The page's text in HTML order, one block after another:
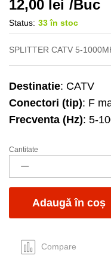
12,00 lei /Buc
Status: 33 în stoc
SPLITTER CATV 5-
Destinatie: CATV
Conectori (tip): F
Frecventa (Hz): 5-
Splitter
CATV
5-
1000MHz
quantity
Cantitate
Adaugă în coș
Compare